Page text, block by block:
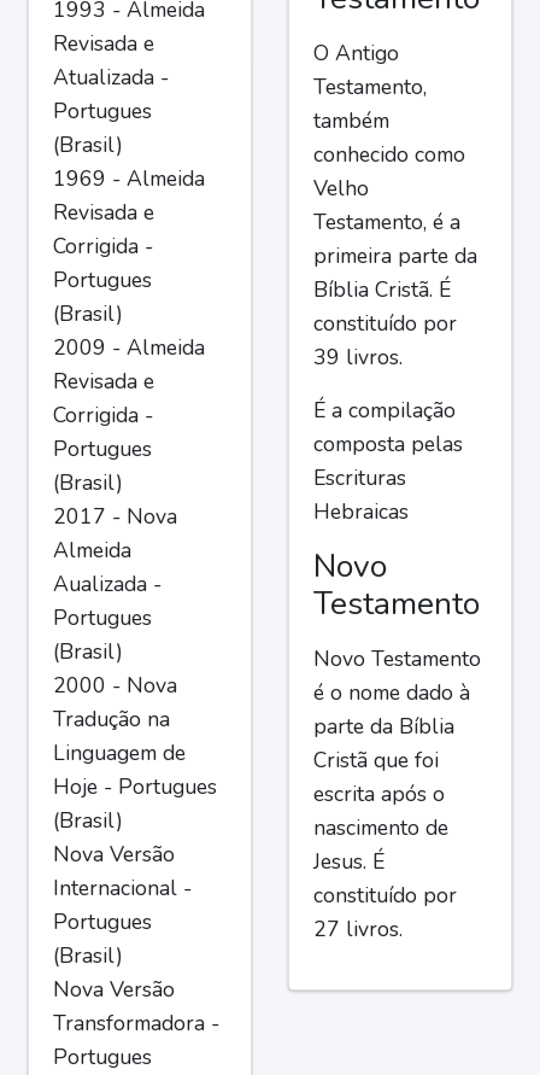
1993 - Almeida
Revisada e
Atualizada -
Portugues
(Brasil)
1969 - Almeida
Revisada e
Corrigida -
Portugues
(Brasil)
2009 - Almeida
Revisada e
Corrigida -
Portugues
(Brasil)
2017 - Nova
Almeida
Aualizada -
Portugues
(Brasil)
2000 - Nova
Tradução na
Linguagem de
Hoje - Portugues
(Brasil)
Nova Versão
Internacional -
Portugues
(Brasil)
Nova Versão
Transformadora -
Portugues
O Antigo
Testamento,
também
conhecido como
Velho
Testamento, é a
primeira parte da
Bíblia Cristã. É
constituído por
39 livros.
É a compilação
composta pelas
Escrituras
Hebraicas
Novo
Testamento
Novo Testamento
é o nome dado à
parte da Bíblia
Cristã que foi
escrita após o
nascimento de
Jesus. É
constituído por
27 livros.